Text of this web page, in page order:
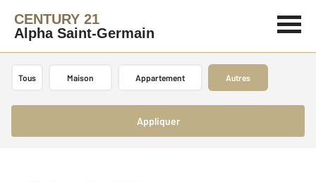
CENTURY 21
Alpha Saint-Germain
Tous Maison Appartement Autres
Appliquer